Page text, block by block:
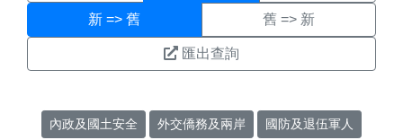
新 => 舊 舊 => 新
匯出查詢
內政及國土安全 外交僑務及兩岸 國防及退伍軍人